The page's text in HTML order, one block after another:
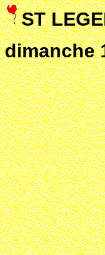
ST
dimanche